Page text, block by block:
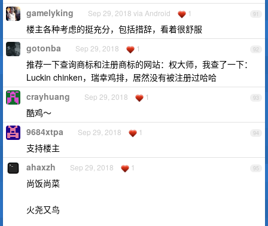
91
gamelyking Sep 29, 2018 via Android 1
楼主各种考虑的挺充分，包括措辞，看着很舒服
92
gotonba Sep 29, 2018 1
推荐一下查询商标和注册商标的网站：权大师，我查了一下：
Luckin chinken，瑞幸鸡排，居然没有被注册过哈哈
93
crayhuang Sep 29, 2018 1
酷鸡～
94
9684xtpa Sep 29, 2018 1
支持楼主
95
ahaxzh Sep 29, 2018 1
尚饭尚菜
火尧又鸟